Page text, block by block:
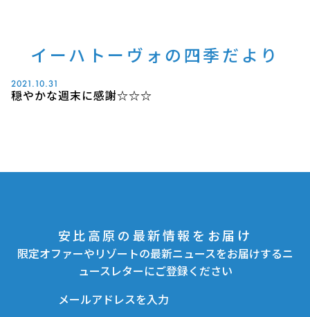
イーハトーヴォの四季だより
2021.10.31
穏やかな週末に感謝☆☆☆
安比高原の最新情報をお届け
限定オファーやリゾートの最新ニュースをお届けするニ
ュースレターにご登録ください